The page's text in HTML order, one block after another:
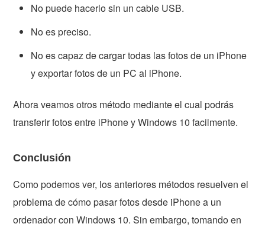
No puede hacerlo sin un cable USB.
No es preciso.
No es capaz de cargar todas las fotos de un iPhone
y exportar fotos de un PC al iPhone.
Ahora veamos otros método mediante el cual podrás
transferir fotos entre iPhone y Windows 10 facilmente.
Conclusión
Como podemos ver, los anteriores métodos resuelven el
problema de cómo pasar fotos desde iPhone a un
ordenador con Windows 10. Sin embargo, tomando en